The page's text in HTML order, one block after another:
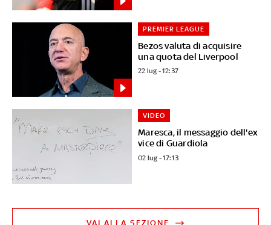
Bezos valuta di acquisire
una quota del Liverpool
PREMIER LEAGUE
22 lug - 12:37
Maresca, il messaggio dell'ex
vice di Guardiola
VIDEO
02 lug - 17:13
VAI ALLA SEZIONE